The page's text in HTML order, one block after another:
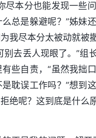
尽本分也能发现一些
总是躲避呢？”姊妹
我尽本分太被动就被
去丢人现眼了。”
些自责，“虽然我拙
耽误工作吗？”想到
绝呢？这到底是什么